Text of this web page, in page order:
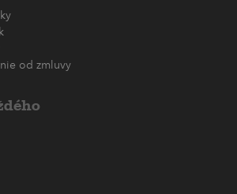
od zmluvy